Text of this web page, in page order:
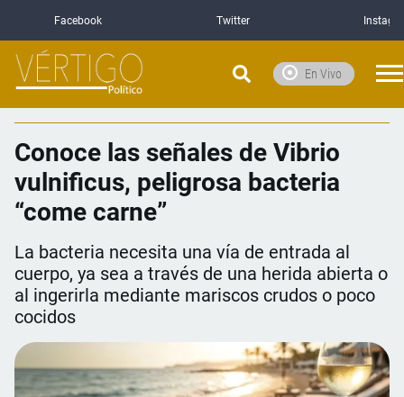
Facebook Twitter
En Vivo
Conoce las señales de Vibrio
vulnificus, peligrosa bacteria
“come carne”
La bacteria necesita una vía de entrada al
cuerpo, ya sea a través de una herida abierta o
al ingerirla mediante mariscos crudos o poco
cocidos